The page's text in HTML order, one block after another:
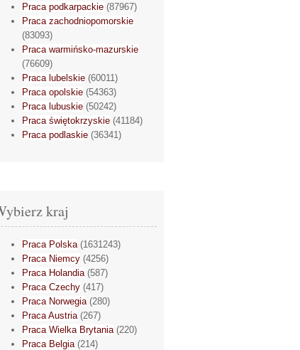
Praca podkarpackie (87967)
Praca zachodniopomorskie
(83093)
Praca warmińsko-mazurskie
(76609)
Praca lubelskie (60011)
Praca opolskie (54363)
Praca lubuskie (50242)
Praca świętokrzyskie (41184)
Praca podlaskie (36341)
kraj
Praca Polska(1631243)
Praca Niemcy (4256)
Praca Holandia(587)
Praca Czechy (417)
Praca Norwegia(280)
Praca Austria(267)
Praca Wielka Brytania(220)
Praca Belgia(214)